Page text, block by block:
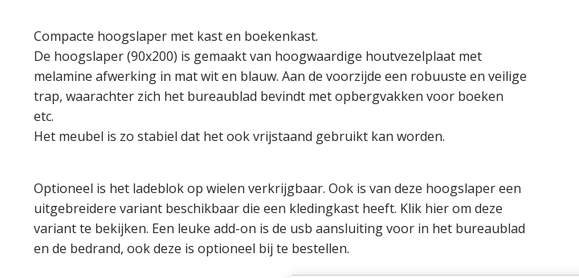
Compacte hoogslaper met kast en boekenkast.
De hoogslaper (90x200) is gemaakt van hoogwaardige houtvezelplaat met
melamine afwerking in mat wit en blauw. Aan de voorzijde een robuuste en veilige
trap, waarachter zich het bureaublad bevindt met opbergvakken voor boeken
etc.
Het meubel is zo stabiel dat het ook vrijstaand gebruikt kan worden.
Optioneel is het ladeblok op wielen verkrijgbaar. Ook is van deze hoogslaper een
uitgebreidere variant beschikbaar die een kledingkast heeft. Klik hier om deze
variant te bekijken. Een leuke add-on is de usb aansluiting voor in het bureaublad
en de bedrand, ook deze is optioneel bij te bestellen.